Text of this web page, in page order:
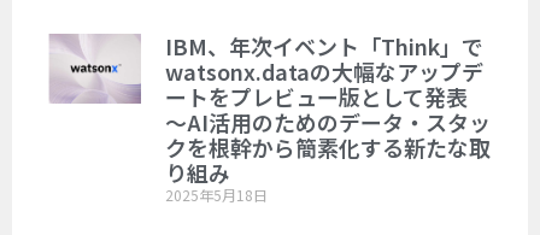
IBM、年次イベント「Think」で
watsonx.dataの大幅なアップデ
ートをプレビュー版として発表
～AI活用のためのデータ・スタッ
クを根幹から簡素化する新たな取
り組み
2025年5月18日